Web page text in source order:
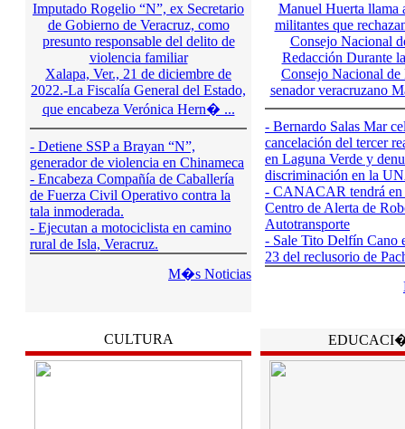
Imputado Rogelio “N”, ex Secretario
de Gobierno de Veracruz, como
presunto responsable del delito de
violencia familiar
Xalapa, Ver., 21 de diciembre de
2022.-La Fiscalía General del Estado,
que encabeza Verónica Hern� ...
- Detiene SSP a Brayan “N”,
generador de violencia en Chinameca
- Encabeza Compañía de Caballería
de Fuerza Civil Operativo contra la
tala inmoderada.
- Ejecutan a motociclista en camino
rural de Isla, Veracruz.
M�s Noticias
Manuel Huerta llama
militantes que
Consejo Nacional
Redacción Durante
Consejo Nacional de
senador veracruzano
- Bernardo Salas Mar
cancelación del tercer
en Laguna Verde y
discriminación en la
- CANACAR tendrá en
Centro de Alerta de
Autotransporte
- Sale Tito Delfín Cano
23 del reclusorio de
CULTURA